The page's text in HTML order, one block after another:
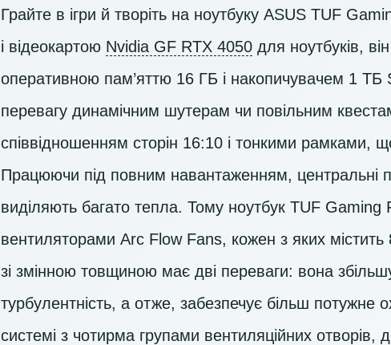
Грайте в ігри й творіть на ноутбуку ASUS TUF
і відеокартою Nvidia GF RTX 4050 для ноутбуків,
оперативною пам’яттю 16 ГБ і накопичувачем 1 ТБ
перевагу динамічним шутерам чи повільним
співвідношенням сторін 16:10 і тонкими рамками,
Працюючи під повним навантаженням, центральні
виділяють багато тепла. Тому ноутбук TUF
вентиляторами Arc Flow Fans, кожен з яких
зі змінною товщиною має дві переваги: вона
турбулентність, а отже, забезпечує більш
системі з чотирма групами вентиляційних отворів,